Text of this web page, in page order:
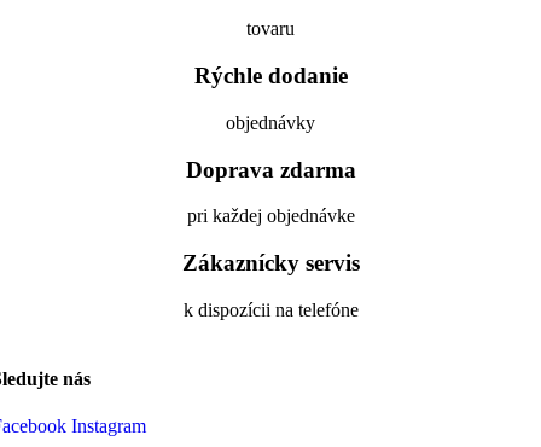
tovaru
Rýchle dodanie
objednávky
Doprava zdarma
pri každej objednávke
Zákaznícky servis
k dispozícii na telefóne
nás
Instagram